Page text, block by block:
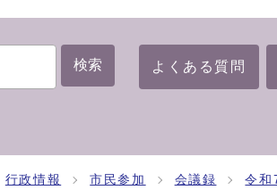
検索 よくある質問
行政情報 市民参加 会議録 令和